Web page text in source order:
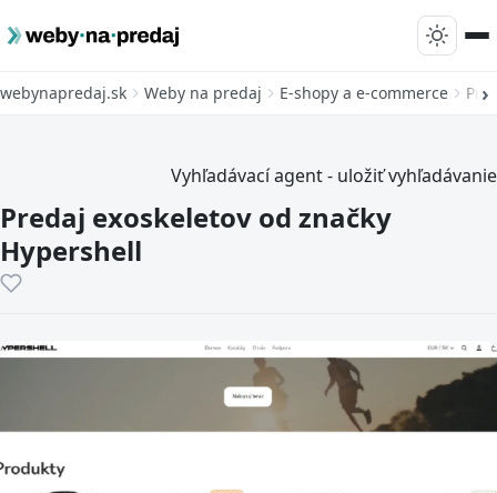
webynapredaj.sk Weby na predaj E-shopy a e-commerce
Vyhľadávací agent - uložiť vyhľadávanie
Predaj exoskeletov od značky
Hypershell